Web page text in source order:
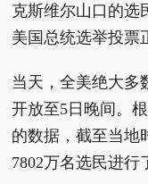
克斯维尔山口的选
美国总统选举投票
当天，全美绝大多
开放至5日晚间。
的数据，截至当地
7802万名选民进行